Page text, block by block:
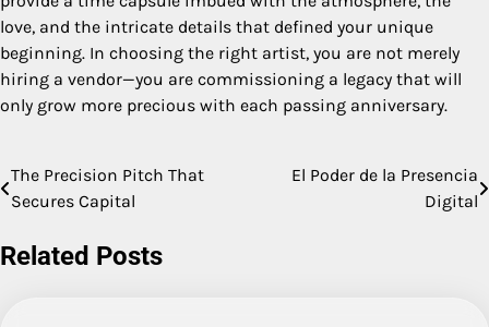
love, and the intricate details that defined your unique
beginning. In choosing the right artist, you are not merely
hiring a vendor—you are commissioning a legacy that will
only grow more precious with each passing anniversary.
Post
navigation
The Precision Pitch That
Secures Capital
El Poder de la Presencia
Digital
Related Posts